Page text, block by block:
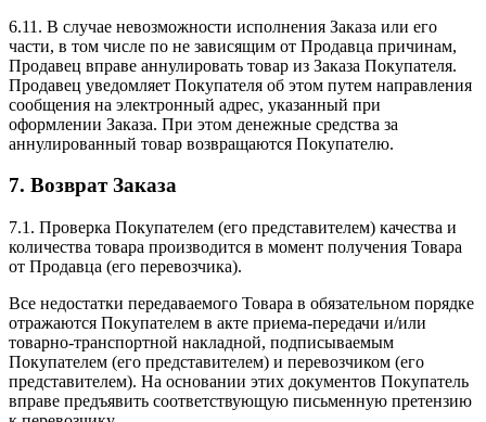
6.11. В случае невозможности исполнения Заказа или его
части, в том числе по не зависящим от Продавца причинам,
Продавец вправе аннулировать товар из Заказа Покупателя.
Продавец уведомляет Покупателя об этом путем направления
сообщения на электронный адрес, указанный при
оформлении Заказа. При этом денежные средства за
аннулированный товар возвращаются Покупателю.
7. Возврат Заказа
7.1. Проверка Покупателем (его представителем) качества и
количества товара производится в момент получения Товара
от Продавца (его перевозчика).
Все недостатки передаваемого Товара в обязательном порядке
отражаются Покупателем в акте приема-передачи и/или
товарно-транспортной накладной, подписываемым
Покупателем (его представителем) и перевозчиком (его
представителем). На основании этих документов Покупатель
вправе предъявить соответствующую письменную претензию